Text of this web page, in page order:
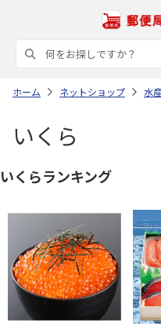
ホーム ネットショップ 水
いくら
いくらランキング